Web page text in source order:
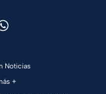
Noticias
+